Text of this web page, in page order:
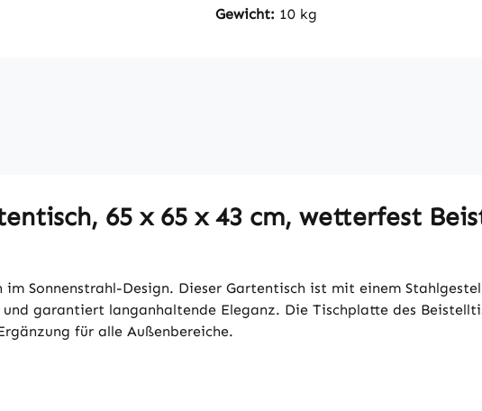
Gewicht: 10 kg
65 x 65 x 43 cm, wetterfest
Sonnenstrahl-Design. Dieser Gartentisch ist mit einem
garantiert langanhaltende Eleganz. Die Tischplatte des
für alle Außenbereiche.